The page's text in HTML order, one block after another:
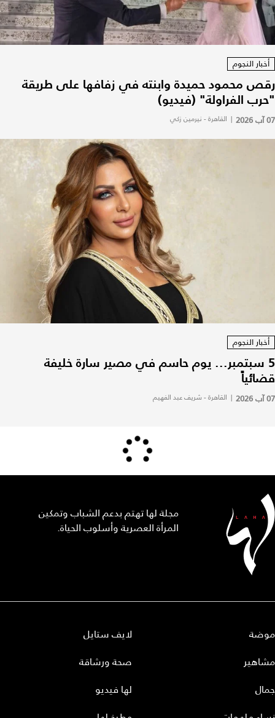
أخبار النجوم
رقص محمود حميدة وابنته في زفافها على طريقة
"حرب الفراولة" (فيديو)
07 آب 2026 | القاهرة - نيرمين زكي
أخبار النجوم
5 سبتمبر... يوم حاسم في مصير سارة خليفة
قضائياً
07 آب 2026 | القاهرة - شريف عبد الفهيم
مجلة لها تهتم بدعم الشباب وتمكين
المرأة العصرية وأسلوب الحياة.
موضة
مشاهير
جمال
لايف ستايل
صحة ورشاقة
لها فيديو